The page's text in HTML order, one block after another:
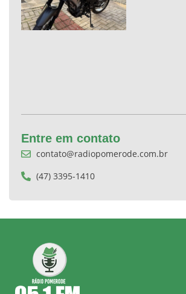
Entre em contato
contato@radiopomerode.com.br
(47) 3395-1410